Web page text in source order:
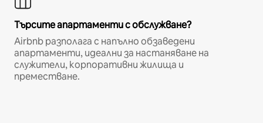
Търсите апартаменти с обслужване?
Airbnb разполага с напълно обзаведени
апартаменти, идеални за настаняване на
служители, корпоративни жилища и
преместване.